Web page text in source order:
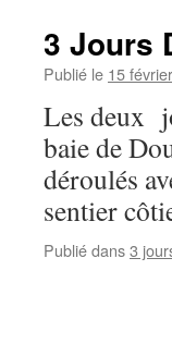
3 Jours
Publié le 15
Les deux
baie de
déroulés
sentier
Publié dans3